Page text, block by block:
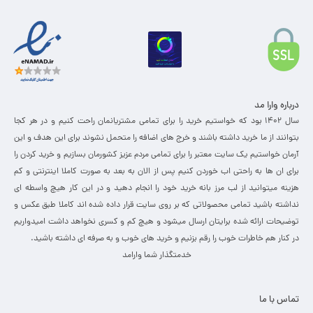
درباره وارا مد
سال 1402 بود که خواستیم خرید را برای تمامی مشتریانمان راحت کنیم و در هر کجا
بتوانند از ما خرید داشته باشند و خرج های اضافه را متحمل نشوند برای این هدف و این
آرمان خواستیم یک سایت معتبر را برای تمامی مردم عزیز کشورمان بسازیم و خرید کردن را
برای ان ها به راحتی اب خوردن کنیم پس از الان به بعد به صورت کاملا اینترنتی و کم
هزینه میتوانید از لب مرز بانه خرید خود را انجام دهید و در این کار هیچ واسطه ای
نداشته باشید تمامی محصولاتی که بر روی سایت قرار داده شده اند کاملا طبق عکس و
توضیحات ارائه شده برایتان ارسال میشود و هیچ کم و کسری نخواهد داشت امیدواریم
در کنار هم خاطرات خوب را رقم بزنیم و خرید های خوب و به صرفه ای داشته باشید.
خدمتگذار شما وارامد
تماس با ما